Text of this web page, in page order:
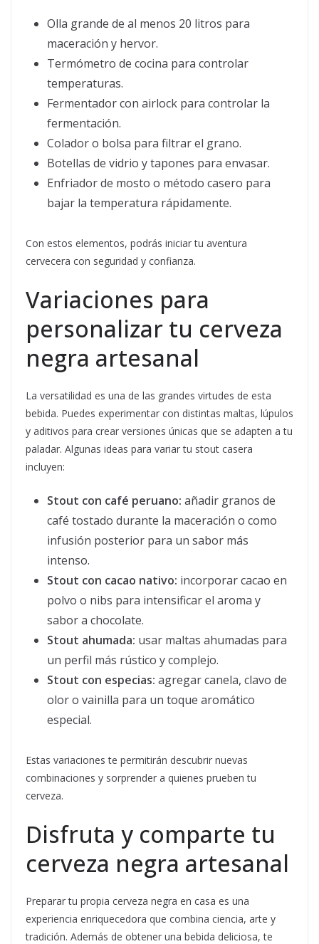
Olla grande de al menos 20 litros para
maceración y hervor.
Termómetro de cocina para controlar
temperaturas.
Fermentador con airlock para controlar la
fermentación.
Colador o bolsa para filtrar el grano.
Botellas de vidrio y tapones para envasar.
Enfriador de mosto o método casero para
bajar la temperatura rápidamente.
Con estos elementos, podrás iniciar tu aventura
cervecera con seguridad y confianza.
Variaciones para
personalizar tu cerveza
negra artesanal
La versatilidad es una de las grandes virtudes de esta
bebida. Puedes experimentar con distintas maltas, lúpulos
y aditivos para crear versiones únicas que se adapten a tu
paladar. Algunas ideas para variar tu stout casera
incluyen:
Stout con café peruano: añadir granos de
café tostado durante la maceración o como
infusión posterior para un sabor más
intenso.
Stout con cacao nativo: incorporar cacao en
polvo o nibs para intensificar el aroma y
sabor a chocolate.
Stout ahumada: usar maltas ahumadas para
un perfil más rústico y complejo.
Stout con especias: agregar canela, clavo de
olor o vainilla para un toque aromático
especial.
Estas variaciones te permitirán descubrir nuevas
combinaciones y sorprender a quienes prueben tu
cerveza.
Disfruta y comparte tu
cerveza negra artesanal
Preparar tu propia cerveza negra en casa es una
experiencia enriquecedora que combina ciencia, arte y
tradición. Además de obtener una bebida deliciosa, te